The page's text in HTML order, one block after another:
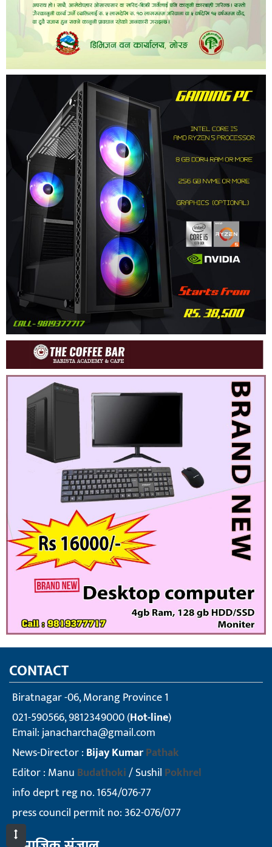
CONTACT
Biratnagar -06, Morang Province 1
021-590566, 9812349000 (Hot-line)
Email:janacharcha@gmail.com
News-Director : Bijay KumarPathak
Editor : Manu Budathoki/ Sushil Pokhrel
info deprt reg no. 1654/076-77
press council permit no: 362-076/077